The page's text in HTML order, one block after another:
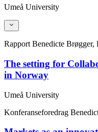
Umeå University
Rapport Benedicte
The setting for
in Norway
Umeå University
Konferanseforedrag